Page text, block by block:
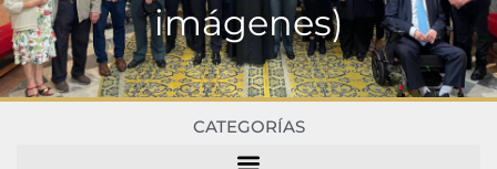
imágenes)
CATEGORÍAS